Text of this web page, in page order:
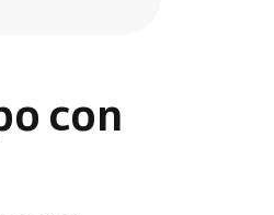
con